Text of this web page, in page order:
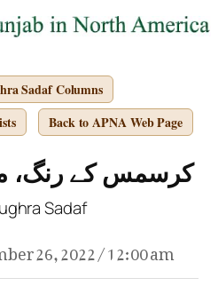
Sadaf Columns
Back to APNA Web Page
کرسمس کے رنگ،
26, 2022 / 12:00 am